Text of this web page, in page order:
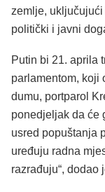
zemlje, uključujući
politički i javni
Putin bi 21. aprila
parlamentom, koji
dumu, portparol
ponedjeljak da će
usred popuštanja
uređuju radna
razrađuju“, dodao